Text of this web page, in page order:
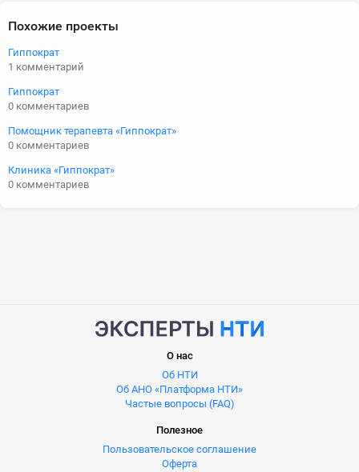
Похожие проекты
Гиппократ
1 комментарий
Гиппократ
0 комментариев
Помощник терапевта «Гиппократ»
0 комментариев
Клиника «Гиппократ»
0 комментариев
О нас
Об НТИ
Об АНО «Платформа НТИ»
Частые вопросы (FAQ)
Полезное
Пользовательское соглашение
Оферта